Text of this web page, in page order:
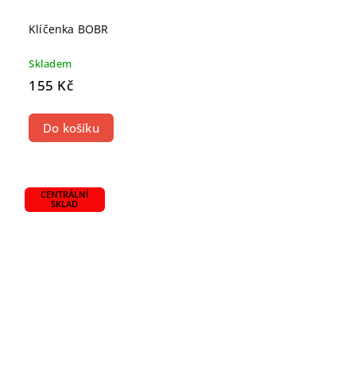
Klíčenka BOBR
Skladem
155 Kč
Do košíku
CENTRÁLNÍ
SKLAD